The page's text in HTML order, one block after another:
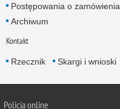
Postępowania o zamówienia
Archiwum
Kontakt
Rzecznik Skargi i wnioski
Policjaonline